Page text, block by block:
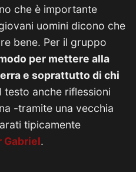
che è importante
uomini dicono che
bene. Per il gruppo
per mettere alla
e soprattutto di chi
testo anche riflessioni
-tramite una vecchia
tipicamente
Gabriel.